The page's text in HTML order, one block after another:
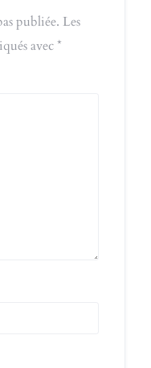
publiée. Les
avec*